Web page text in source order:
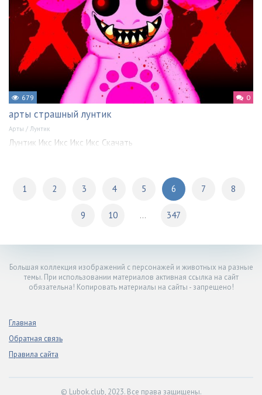
679 0
арты страшный лунтик
Арты / Лунтик
Лунтик Икс Икс Икс Икс Скачать
1 2 3 4 5 6 7 8
9 10 ... 347
Большая коллекция изображений с персонажей и животных на разные
темы. При использовании материалов активная ссылка на сайт
обязательна! Копировать материалы на сайты - запрещено!
Главная
Обратная связь
Правила сайта
© Lubok.club, 2023. Все права защищены.